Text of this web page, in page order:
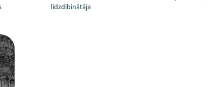
līdzdibinātāja